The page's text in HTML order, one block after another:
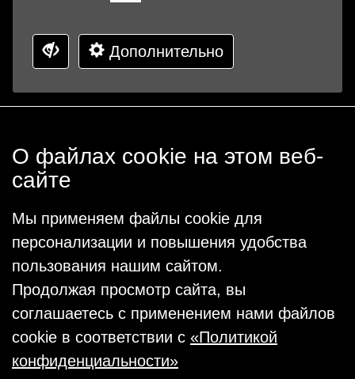
Дополнительно
О файлах cookie на этом веб-
сайте
Мы применяем файлы cookie для
персонализации и повышения удобства
пользования нашим сайтом.
Продолжая просмотр сайта, вы
соглашаетесь с применением нами файлов
cookie в соответствии с «Политикой
конфиденциальности»